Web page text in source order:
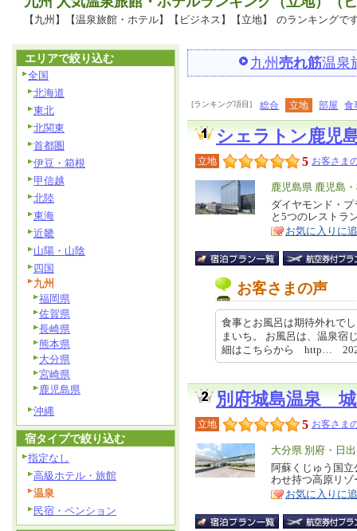
【九州】【温泉旅館・ホテル】【ビジネス】【立地】 のランキングで
九州 売れ筋温泉
[ランキング項目] 総合 立地 部屋 食
シェラトン鹿児
立地 5 お客さま
エ
リ
ア
鹿児島県 鹿児島
特
徴
ダイヤモンド・
と5つのレストラ
お気に入りに
お客さまの声
食事とお風呂は期待外れで
まいち。 お風呂は、温泉宿
細はこちらから http…
別府城島温泉
立地 5 お客さま
エ
リ
ア
大分県 別府・日出
特
徴
阿蘇くじゅう国
わせ持つ高原リゾ
お気に入りに
エリアで絞り込む
全国
北海道
東北
北関東
首都圏
伊豆・箱根
甲信越
北陸
東海
近畿
山陽・山陰
四国
九州
福岡県
佐賀県
長崎県
熊本県
大分県
宮崎県
鹿児島県
沖縄
宿タイプで絞り込む
指定なし
高級ホテル・旅館
温泉
民宿・ペンション